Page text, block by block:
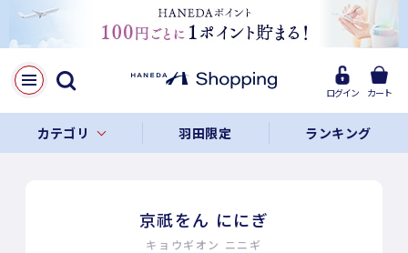
ログイン カート
カテゴリ 羽田限定 ランキング
京祇をん ににぎ
キョウギオン ニニギ